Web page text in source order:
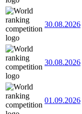
30.08.2026
30.08.2026
01.09.2026